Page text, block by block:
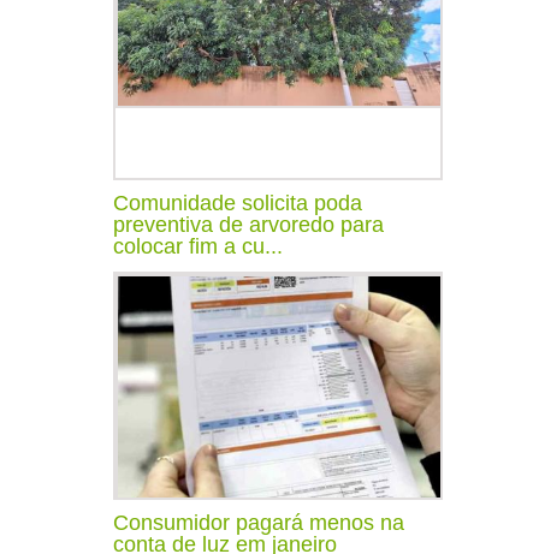
Comunidade solicita poda
preventiva de arvoredo para
colocar fim a cu...
Consumidor pagará menos na
conta de luz em janeiro